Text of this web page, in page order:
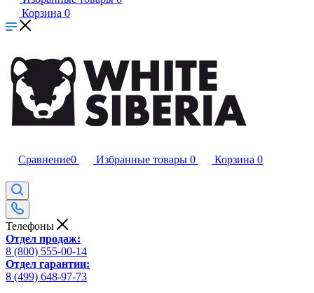
Корзина 0
Сравнение0 Избранные товары 0 Корзина 0
Телефоны
Отдел продаж:
8 (800) 555-00-14
Отдел гарантии:
8 (499) 648-97-73